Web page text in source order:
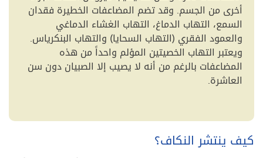
أخرى من الجسم. وقد تضم المضاعفات الخطيرة فقدان
السمع، التهاب الدماغ، التهاب الغشاء الدماغي
والعمود الفقري (التهاب السحايا) والتهاب البنكرياس.
ويعتبر التهاب الخصيتين المؤلم واحداً من هذه
المضاعفات بالرغم من أنه لا يصيب إلا الصبيان دون سن
العاشرة.
كيف ينتشر النكاف؟